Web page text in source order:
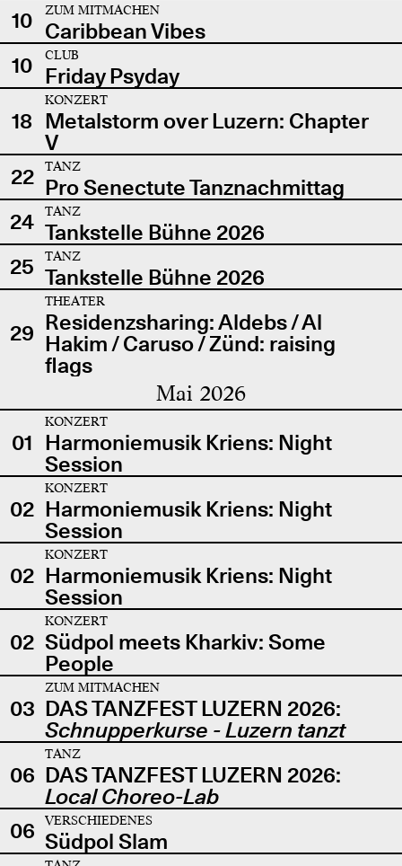
10
ZUM MITMACHEN
Caribbean Vibes
10
CLUB
Friday Psyday
18
KONZERT
Metalstorm over Luzern: Chapter
V
22
TANZ
Pro Senectute Tanznachmittag
24
TANZ
Tankstelle Bühne 2026
25
TANZ
Tankstelle Bühne 2026
29
THEATER
Residenzsharing: Aldebs / Al
Hakim / Caruso / Zünd: raising
flags
Mai 2026
01
KONZERT
Harmoniemusik Kriens: Night
Session
02
KONZERT
Harmoniemusik Kriens: Night
Session
02
KONZERT
Harmoniemusik Kriens: Night
Session
02
KONZERT
Südpol meets Kharkiv: Some
People
03
ZUM MITMACHEN
DAS TANZFEST LUZERN 2026:
Schnupperkurse - Luzern tanzt
06
TANZ
DAS TANZFEST LUZERN 2026:
Local Choreo-Lab
06
VERSCHIEDENES
Südpol Slam